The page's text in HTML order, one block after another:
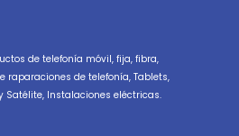
de telefonía móvil, fija, fibra,
raparaciones de telefonía, Tablets,
Satélite, Instalaciones eléctricas.